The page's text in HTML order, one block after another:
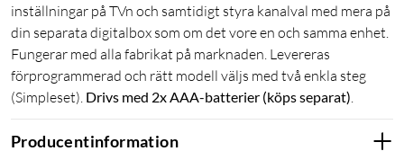
inställningar på TVn och samtidigt styra kanalval med mera på
din separata digitalbox som om det vore en och samma enhet.
Fungerar med alla fabrikat på marknaden. Levereras
förprogrammerad och rätt modell väljs med två enkla steg
(Simpleset). Drivs med 2x AAA-batterier (köps separat).
Producentinformation